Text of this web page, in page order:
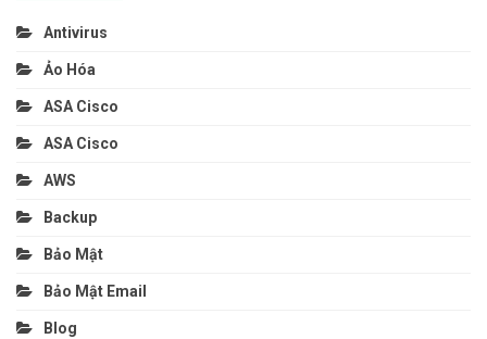
Antivirus
Ảo Hóa
ASA Cisco
ASA Cisco
AWS
Backup
Bảo Mật
Bảo Mật Email
Blog